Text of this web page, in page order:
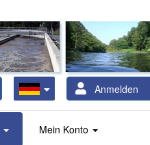
Anmelden
Kontrast ein
Mein Konto